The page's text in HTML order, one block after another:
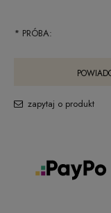
* PRÓBA:
zapytaj o produkt